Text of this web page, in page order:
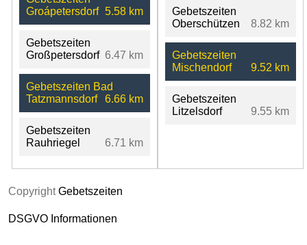
Groápetersdorf 5.58 km
Gebetszeiten
Großpetersdorf 6.47 km
Gebetszeiten Bad
Tatzmannsdorf
6.66 km
Gebetszeiten
Rauhriegel
6.71 km
Gebetszeiten
Oberschützen
8.82 km
Gebetszeiten
Mischendorf
9.52 km
Gebetszeiten
Litzelsdorf
9.55 km
CopyrightGebetszeiten
DSGVO Informationen